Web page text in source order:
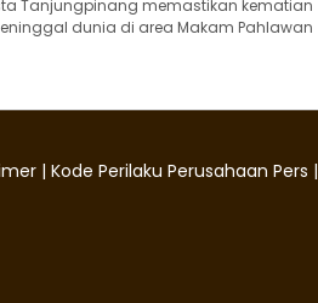
Tanjungpinang memastikan kematian
dunia di area Makam Pahlawan
| Kode Perilaku Perusahaan Pers |